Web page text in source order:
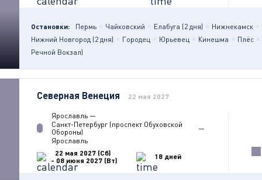
Остановки: Пермь Чайковский Елабуга (2 дня) Нижнекамск
Нижний Новгород (2 дня)
Городец Юрьевец Кинешма Плёс
Речной Вокзал)
Северная Венеция 22 мая 2027
Ярославль —
Санкт-Петербург (проспект Обуховской
Обороны)
—
Ярославль
22 мая 2027 (Сб)
- 08 июня 2027 (Вт)
18 дней